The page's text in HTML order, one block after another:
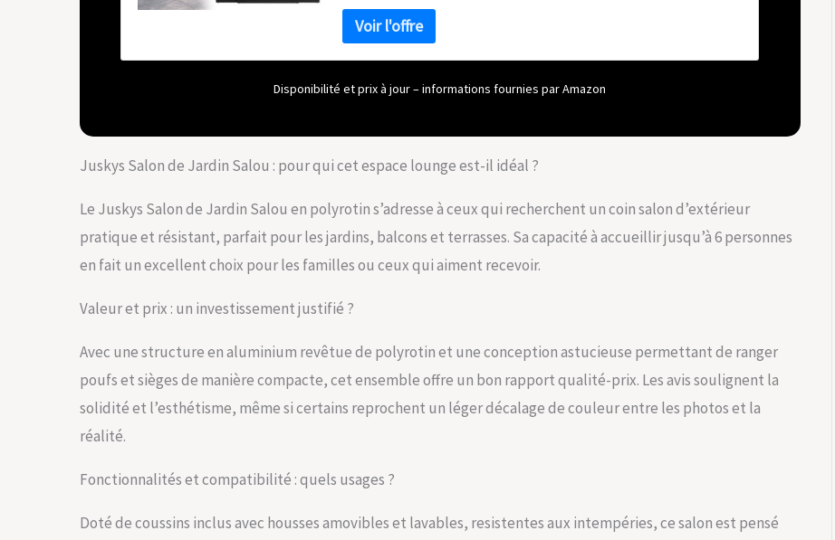
Matériaux haute longévité : mobilier de jardin à châssis en acier robuste
(revêtement poudre) ; résistant aux rayures et à l'usure ; pour une
capacité de charge élevée, jusqu'à 160 kg par place assise
tendance ; aspect moderne & élégant ; très estéhtique dans tout espace
Disponibilité et prix à jour – informations fournies par Amazon
Juskys Salon de Jardin Salou : pour qui cet espace lounge est-il idéal ?
Le Juskys Salon de Jardin Salou en polyrotin s’adresse à ceux qui recherchent un coin salon d’extérieur
pratique et résistant, parfait pour les jardins, balcons et terrasses. Sa capacité à accueillir jusqu’à 6 personnes
en fait un excellent choix pour les familles ou ceux qui aiment recevoir.
Valeur et prix : un investissement justifié ?
Avec une structure en aluminium revêtue de polyrotin et une conception astucieuse permettant de ranger
poufs et sièges de manière compacte, cet ensemble offre un bon rapport qualité-prix. Les avis soulignent la
solidité et l’esthétisme, même si certains reprochent un léger décalage de couleur entre les photos et la
réalité.
Fonctionnalités et compatibilité : quels usages ?
Doté de coussins inclus avec housses amovibles et lavables, resistentes aux intempéries, ce salon est pensé